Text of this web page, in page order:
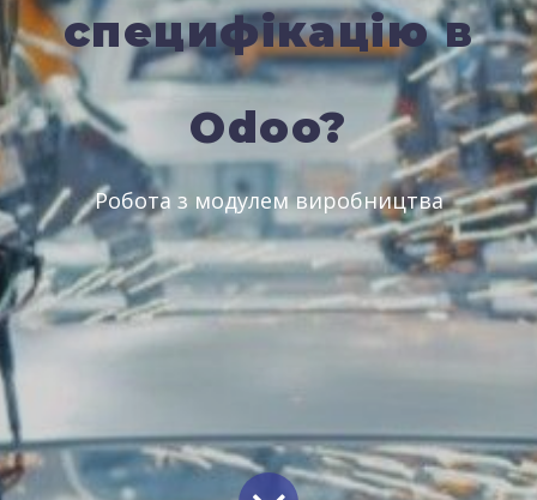
специфікацію в
Odoo?
Робота з модулем виробництва